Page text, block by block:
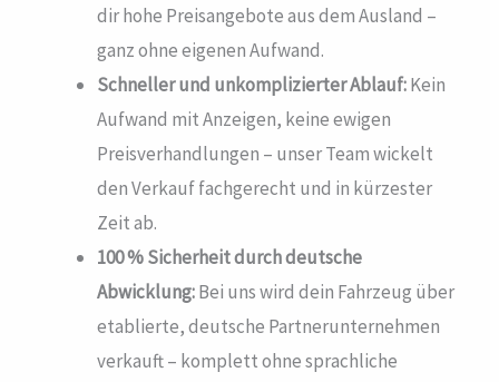
dir hohe Preisangebote aus dem Ausland –
ganz ohne eigenen Aufwand.
Schneller und unkomplizierter Ablauf:Kein
Aufwand mit Anzeigen, keine ewigen
Preisverhandlungen – unser Team wickelt
den Verkauf fachgerecht und in kürzester
Zeit ab.
100 % Sicherheit durch deutsche
Abwicklung:Bei uns wird dein Fahrzeug über
etablierte, deutsche Partnerunternehmen
verkauft – komplett ohne sprachliche